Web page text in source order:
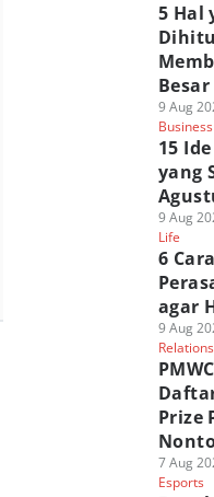
5 Hal
9 Aug
Business
15
yang
9 Aug
Life
6
agar
9 Aug
Prize
7 Aug
Esports